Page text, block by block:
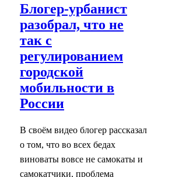
Блогер-урбанист
разобрал, что не
так с
регулированием
городской
мобильности в
России
В своём видео блогер рассказал
о том, что во всех бедах
виноваты вовсе не самокаты и
самокатчики, проблема